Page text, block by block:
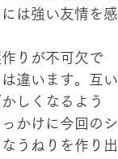
は強い友情を感
りが不可欠で
違います。互い
しくなるよう
かけに今回のシ
うねりを作り出